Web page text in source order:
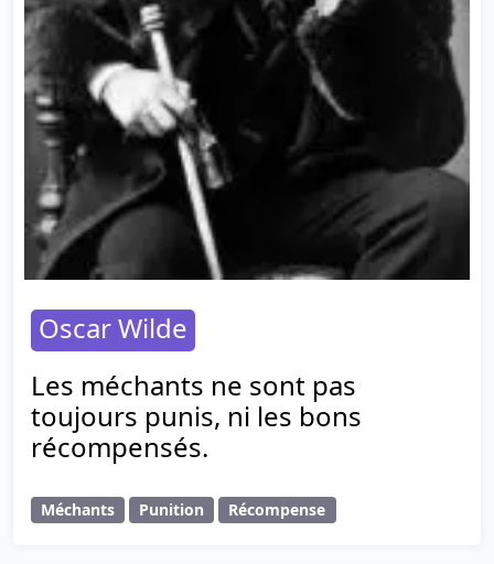
Oscar Wilde
Les méchants ne sont pas
toujours punis, ni les bons
récompensés.
Méchants Punition Récompense